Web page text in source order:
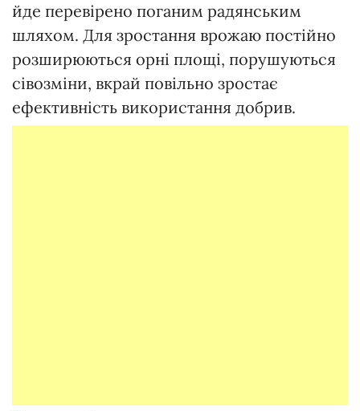
йде перевірено поганим радянським
шляхом. Для зростання врожаю постійно
розширюються орні площі, порушуються
сівозміни, вкрай повільно зростає
ефективність використання добрив.